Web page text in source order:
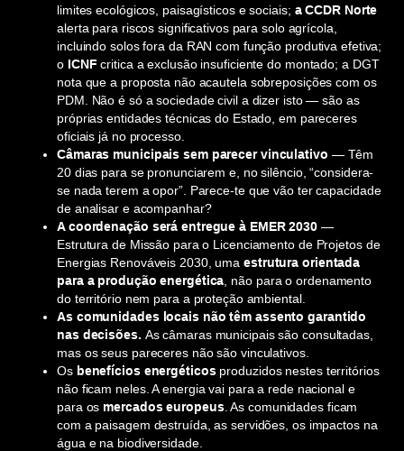
limites ecológicos, paisagísticos e sociais; a CCDR Norte
alerta para riscos significativos para solo agrícola,
incluindo solos fora da RAN com função produtiva efetiva;
o ICNF critica a exclusão insuficiente do montado; a DGT
nota que a proposta não acautela sobreposições com os
PDM. Não é só a sociedade civil a dizer isto — são as
próprias entidades técnicas do Estado, em pareceres
oficiais já no processo.
Câmaras municipais sem parecer vinculativo — Têm
20 dias para se pronunciarem e, no silêncio, “considera-
se nada terem a opor”. Parece-te que vão ter capacidade
de analisar e acompanhar?
A coordenação será entregue à EMER 2030 —
Estrutura de Missão para o Licenciamento de Projetos de
Energias Renováveis 2030, uma estrutura orientada
para a produção energética , não para o ordenamento
do território nem para a proteção ambiental.
As comunidades locais não têm assento garantido
nas decisões. As câmaras municipais são consultadas,
mas os seus pareceres não são vinculativos.
Os benefícios energéticosproduzidos nestes territórios
não ficam neles. A energia vai para a rede nacional e
para os mercados europeus. As comunidades ficam
com a paisagem destruída, as servidões, os impactos na
água e na biodiversidade.